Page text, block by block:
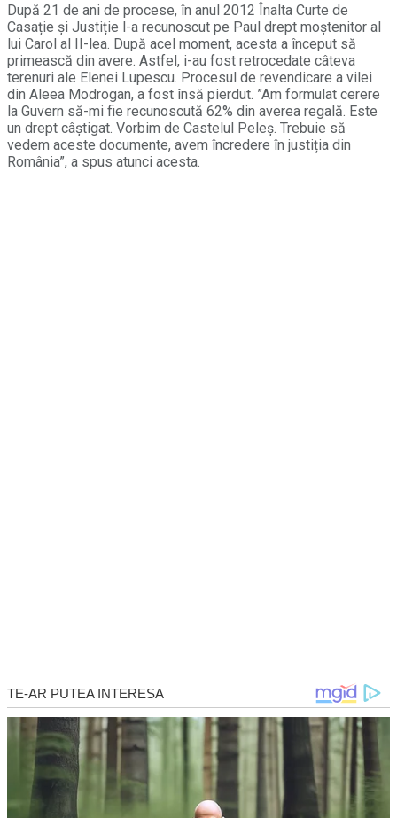
După 21 de ani de procese, în anul 2012 Înalta Curte de
Casație și Justiție l-a recunoscut pe Paul drept moștenitor al
lui Carol al II-lea. După acel moment, acesta a început să
primească din avere. Astfel, i-au fost retrocedate câteva
terenuri ale Elenei Lupescu. Procesul de revendicare a vilei
din Aleea Modrogan, a fost însă pierdut. ”Am formulat cerere
la Guvern să-mi fie recunoscută 62% din averea regală. Este
un drept câștigat. Vorbim de Castelul Peleș. Trebuie să
vedem aceste documente, avem încredere în justiția din
România”, a spus atunci acesta.